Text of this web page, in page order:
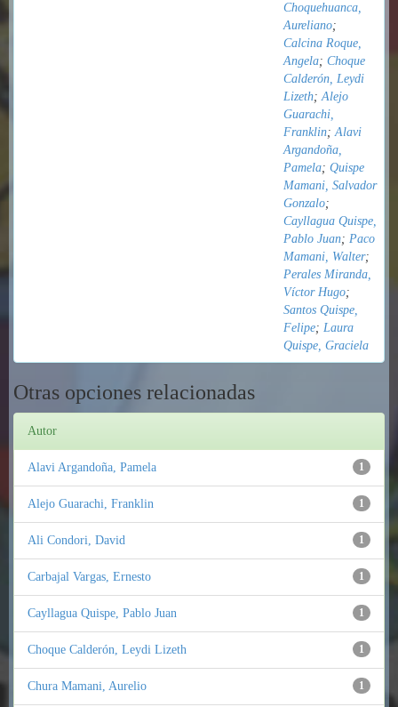
Choquehuanca,
Aureliano;
Calcina Roque,
Angela; Choque
Calderón, Leydi
Lizeth;Alejo
Guarachi,
Franklin;Alavi
Argandoña,
Pamela; Quispe
Mamani, Salvador
Gonzalo;
Cayllagua Quispe,
Pablo Juan; Paco
Mamani, Walter;
Perales Miranda,
Víctor Hugo;
Santos Quispe,
Felipe; Laura
Quispe, Graciela
Otras opciones relacionadas
Autor
1
Alavi Argandoña, Pamela
1
Alejo Guarachi, Franklin
1
Ali Condori, David
1
Carbajal Vargas, Ernesto
1
Cayllagua Quispe, Pablo Juan
1
Choque Calderón, Leydi Lizeth
1
Chura Mamani, Aurelio